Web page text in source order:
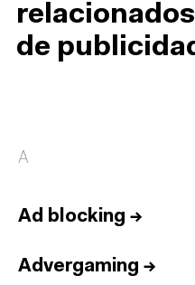
relacionados
de
A
Ad blocking →
Advergaming →